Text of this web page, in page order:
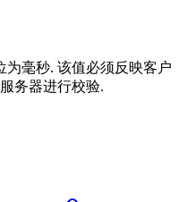
为毫秒. 该值必须反映客户
务器进行校验.